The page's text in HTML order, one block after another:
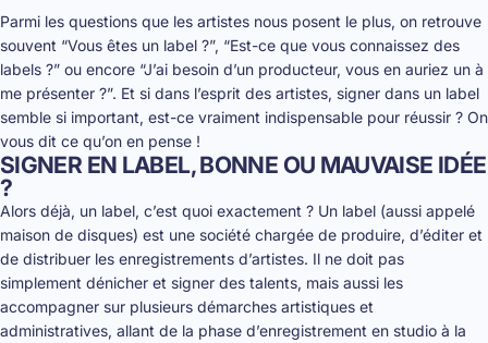
Parmi les questions que les artistes nous posent le plus, on retrouve
souvent “Vous êtes un label ?”, “Est-ce que vous connaissez des
labels ?” ou encore “J’ai besoin d’un producteur, vous en auriez un à
me présenter ?”. Et si dans l’esprit des artistes, signer dans un label
semble si important, est-ce vraiment indispensable pour réussir ? On
vous dit ce qu’on en pense !
SIGNER EN LABEL, BONNE OU MAUVAISE IDÉE
?
Alors déjà, un label, c’est quoi exactement ? Un label (aussi appelé
maison de disques) est une société chargée de produire, d’éditer et
de distribuer les enregistrements d’artistes. Il ne doit pas
simplement dénicher et signer des talents, mais aussi les
accompagner sur plusieurs démarches artistiques et
administratives, allant de la phase d’enregistrement en studio à la